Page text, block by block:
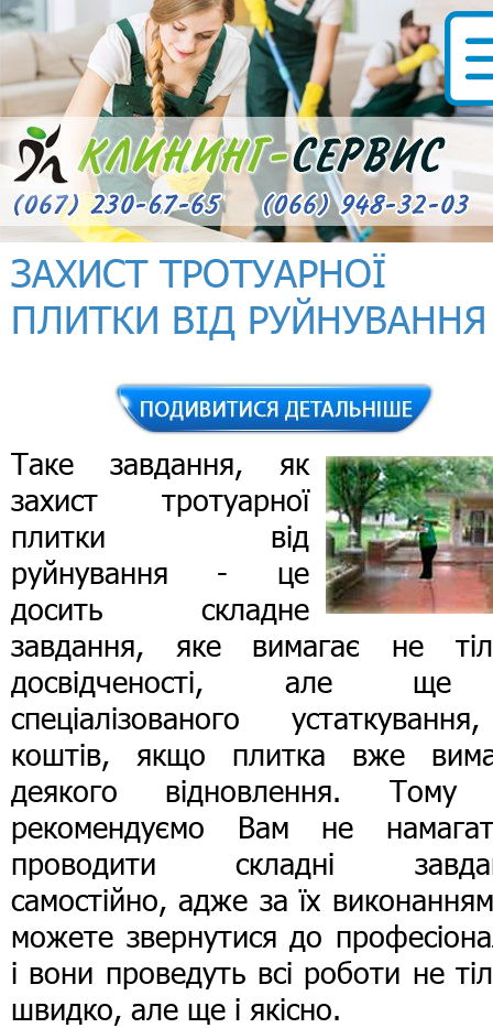
ЗАХИСТ ТРОТУАРНОЇ
ПЛИТКИ ВІД РУЙНУВАННЯ
Таке завдання, як
захист тротуарної
плитки від
руйнування - це
досить складне
завдання, яке вимагає не
досвідченості, але
спеціалізованого
коштів, якщо плитка вже
деякого відновлення.
рекомендуємо Вам не
проводити складні
самостійно, адже за їх
можете звернутися до
і вони проведуть всі роботи не
швидко, але ще і якісно.